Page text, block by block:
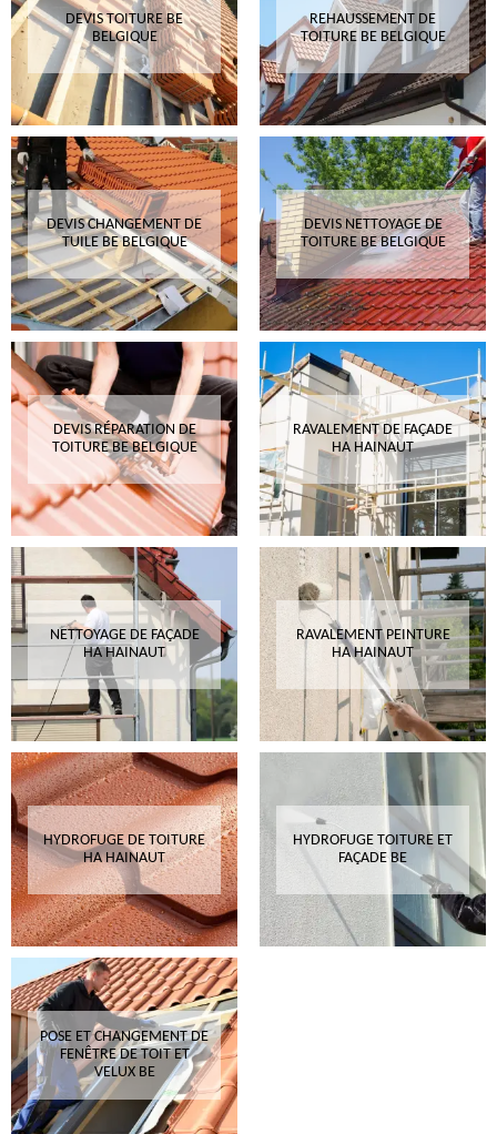
DEVIS TOITURE BE
BELGIQUE
REHAUSSEMENT DE
TOITURE BE BELGIQUE
DEVIS CHANGEMENT DE
TUILE BE BELGIQUE
DEVIS NETTOYAGE DE
TOITURE BE BELGIQUE
DEVIS RÉPARATION DE
TOITURE BE BELGIQUE
RAVALEMENT DE FAÇADE
HA HAINAUT
NETTOYAGE DE FAÇADE
HA HAINAUT
RAVALEMENT PEINTURE
HA HAINAUT
HYDROFUGE DE TOITURE
HA HAINAUT
HYDROFUGE TOITURE ET
FAÇADE BE
POSE ET CHANGEMENT DE
FENÊTRE DE TOIT ET
VELUX BE